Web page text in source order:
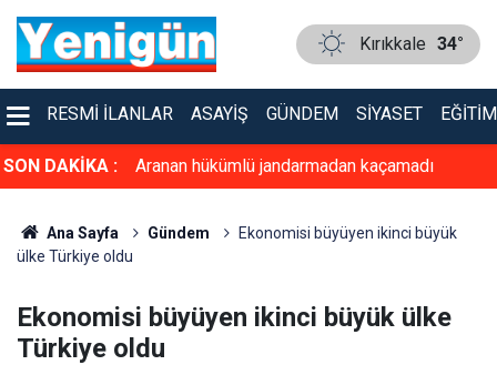
Kırıkkale 34°
RESMI İLANLAR ASAYIŞ GÜNDEM SIYASET EĞITIM
SON DAKİKA :
damping! Aranan hükümlü jandarmadan kaçamadı
Ana Sayfa Gündem
Ekonomisi büyüyen ikinci büyük
ülke Türkiye oldu
Ekonomisi büyüyen ikinci büyük ülke
Türkiye oldu